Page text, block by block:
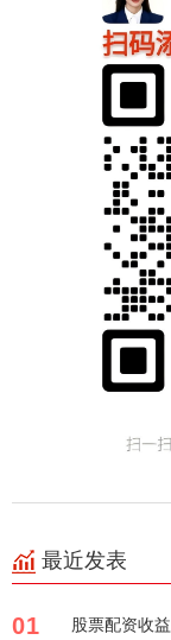
最近发表
01 股票配资收